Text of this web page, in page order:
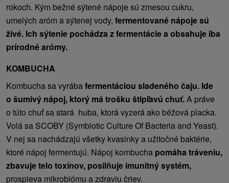
rokoch. Kým bežné sýtené nápoje sú zmesou cukru,
umelých aróm a sýtenej vody, fermentované nápoje sú
živé. Ich sýtenie pochádza z fermentácie a obsahuje iba
prírodné arómy.
KOMBUCHA
Kombucha sa vyrábafermentáciou sladeného čaju. Ide
o šumivý nápoj, ktorý má trošku štipľavú chuť.A práve
o túto chuť sa stará huba, ktorá vyzerá ako béžová placka.
Volá sa SCOBY (Symbiotic Culture Of Bacteria and Yeast).
V nej sa nachádzajú všetky kvasinky a užitočné baktérie,
ktoré nápoj fermentujú. Nápoj kombucha pomáha tráveniu,
zbavuje telo toxínov, posilňuje imunitný systém,
prospieva mikrobiómu a zdraviu čriev.